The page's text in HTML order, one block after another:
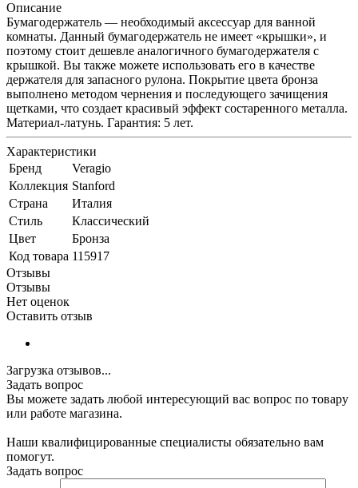
Описание
Бумагодержатель — необходимый аксессуар для ванной
комнаты. Данный бумагодержатель не имеет «крышки», и
поэтому стоит дешевле аналогичного бумагодержателя с
крышкой. Вы также можете использовать его в качестве
держателя для запасного рулона. Покрытие цвета бронза
выполнено методом чернения и последующего зачищения
щетками, что создает красивый эффект состаренного металла.
Материал-латунь. Гарантия: 5 лет.
Характеристики
Бренд
Veragio
Коллекция Stanford
Страна
Италия
Стиль
Классический
Цвет
Бронза
Код товара 115917
Отзывы
Отзывы
Нет оценок
Оставить отзыв
Загрузка отзывов...
Задать вопрос
Вы можете задать любой интересующий вас вопрос по товару
или работе магазина.
Наши квалифицированные специалисты обязательно вам
помогут.
Задать вопрос